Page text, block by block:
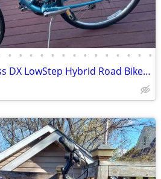
• • • • • • • • • • • • • •
Stunning Giant Cypress DX LowStep Hybrid Road Bike, Size M